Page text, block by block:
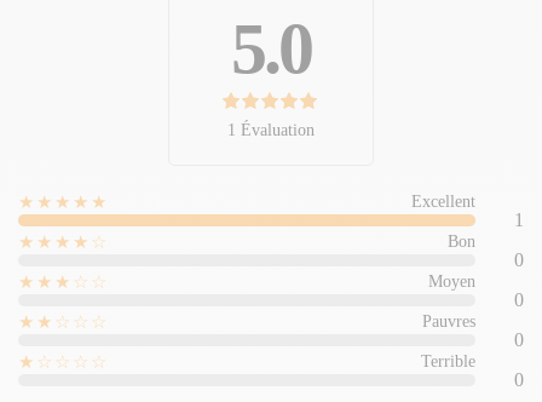
5.0
1 Évaluation
★★★★★ Excellent
1
★★★★☆
Bon
0
★★★☆☆
Moyen
0
★★☆☆☆
Pauvres
0
★☆☆☆☆
Terrible
0